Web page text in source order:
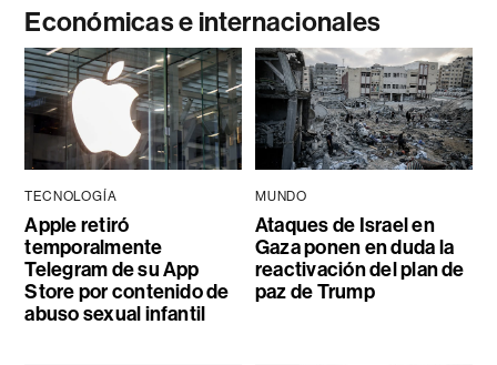
Económicas e internacionales
TECNOLOGÍA
Apple retiró
temporalmente
Telegram de su App
Store por contenido de
abuso sexual infantil
MUNDO
Ataques de Israel en
Gaza ponen en duda la
reactivación del plan de
paz de Trump